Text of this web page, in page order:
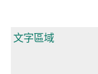
文字區域